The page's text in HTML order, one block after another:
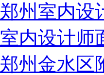
郑州室内设
室内设计师
郑州金水区